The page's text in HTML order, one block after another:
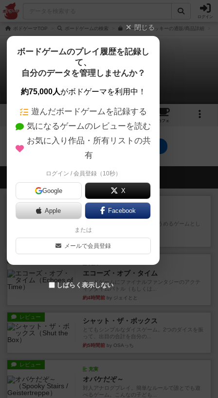
ログイン
ボドゲーマTOP ボードゲームの検索 ダービージョッキーの通販/商品詳細
ダービージョッキー
0件のリプレイ日記
6 1
カフェ
ダービージョッキーのトップに戻る
会員の新しい投稿
レビュー
ワン・トゥ・ファイブ
とにかくお手軽にすき間時間をうめるゲームとし
て重宝するゲームです。いわ...
20分前by nabekoh
エコーズ・オブ・タイム
カードゲームにファイナルファンタジーのアクテ
ィブタイムバトル（もしくは...
約4時間前 by ジェイとと
レビュー シャット・ザ・ボックス
とてもシンプルなダイスゲーム。2つのダイスを振
って、出目の合計を自分の...
約5時間前 by OSAっち
レビュー
充実
オバケだぞ～
対人アナログプレイ。簡単なルールで誰とでも遊
べるゲーム。こんなの子ども...
閉じる
ボードゲームのプレイ履歴を記録し
て、
自分のデータを管理しませんか？
約75,000人がボドゲーマを利用中！
遊んだボードゲームを記録する
気になるゲームのレビューを読む
お気に入り作品・所有リストの共
有
ログイン / 会員登録（10秒）
Google X
Apple Facebook
または
メールで会員登録
しばらく表示しない